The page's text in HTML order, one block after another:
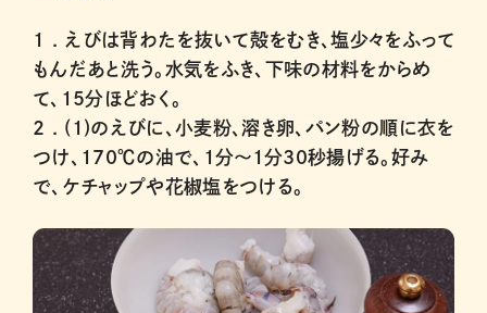
1 . えびは背わたを抜いて殻をむき、塩少々をふって
もんだあと洗う。水気をふき、下味の材料をからめ
て、15分ほどおく。
2 . (1)のえびに、小麦粉、溶き卵、パン粉の順に衣を
つけ、170℃の油で、1分〜1分30秒揚げる。好み
で、ケチャップや花椒塩をつける。